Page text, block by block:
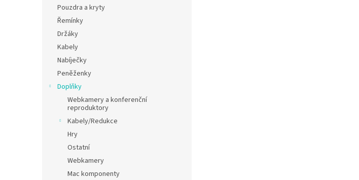
Pouzdra a kryty
Řemínky
Držáky
Kabely
Nabíječky
Peněženky
Doplňky
Webkamery a konferenční
reproduktory
Kabely/Redukce
Hry
Ostatní
Webkamery
Mac komponenty